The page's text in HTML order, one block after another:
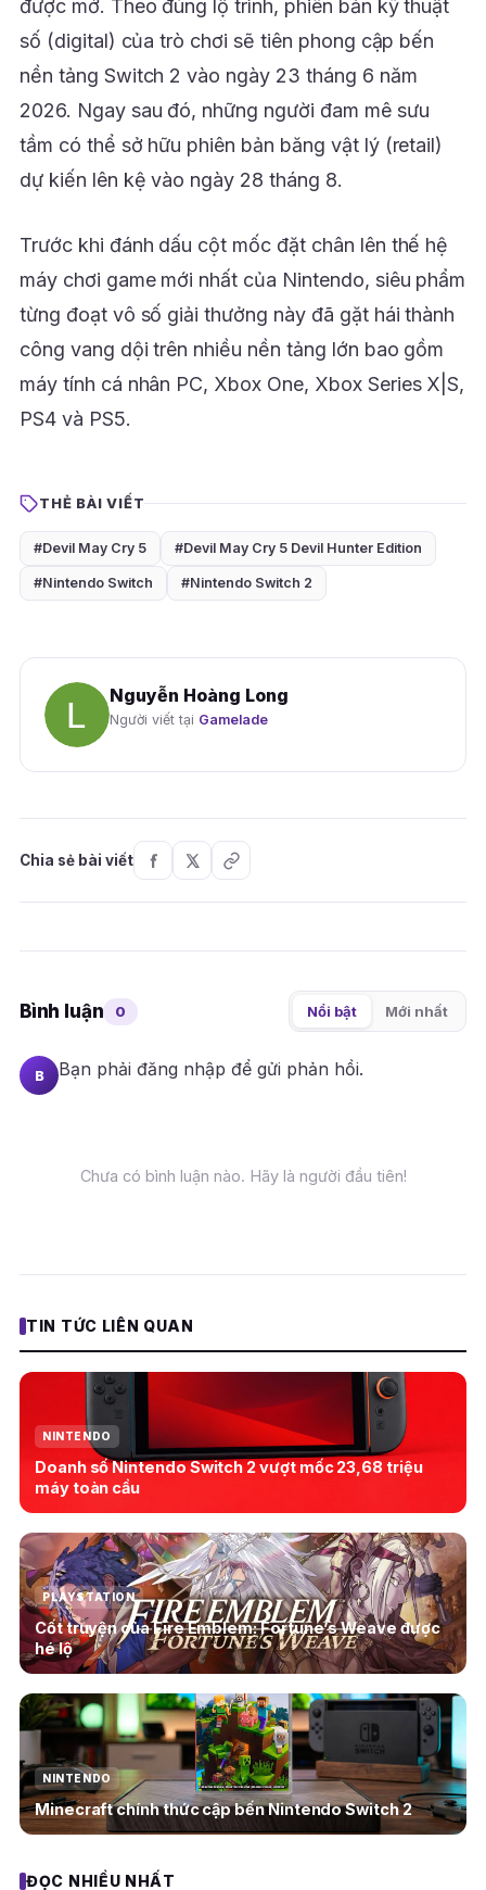
được mở. Theo đúng lộ trình, phiên bản kỹ thuật
số (digital) của trò chơi sẽ tiên phong cập bến
nền tảng Switch 2 vào ngày 23 tháng 6 năm
2026. Ngay sau đó, những người đam mê sưu
tầm có thể sở hữu phiên bản băng vật lý (retail)
dự kiến lên kệ vào ngày 28 tháng 8.
Trước khi đánh dấu cột mốc đặt chân lên thế hệ
máy chơi game mới nhất của Nintendo, siêu phẩm
từng đoạt vô số giải thưởng này đã gặt hái thành
công vang dội trên nhiều nền tảng lớn bao gồm
máy tính cá nhân PC, Xbox One, Xbox Series X|S,
PS4 và PS5.
THẺ BÀI VIẾT
#Devil May Cry 5 #Devil May Cry 5 Devil Hunter Edition
#Nintendo Switch #Nintendo Switch 2
Nguyễn Hoàng Long
Người viết tại Gamelade
Chia sẻ bài viết
Bình luận 0 Nổi bật Mới nhất
B Bạn phải đăng nhập để gửi phản hồi.
Chưa có bình luận nào. Hãy là người đầu tiên!
TIN TỨC LIÊN QUAN
NINTENDO
Doanh số Nintendo Switch 2 vượt mốc 23,68 triệu
máy toàn cầu
PLAYSTATION
Cốt truyện của Fire Emblem: Fortune’s Weave được
hé lộ
NINTENDO
Minecraft chính thức cập bến Nintendo Switch 2
ĐỌC NHIỀU NHẤT